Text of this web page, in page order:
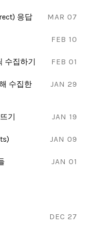
MAR 07
응답
FEB 10
FEB 01
집하기
JAN 29
수집한
JAN 19
기
JAN 09
JAN 01
DEC 27